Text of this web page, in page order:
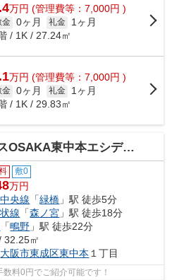
万円 (管理費等：7,000円 )
金 0ヶ月 礼金
1ヶ月
/ 1K / 27.24㎡
万円 (管理費等：7,000円 )
金 0ヶ月 礼金
1ヶ月
/ 1K / 29.83㎡
東中本エシデル 仲介手数料無料
敷0
万円
央線 「緑橋 」駅 徒歩5分
線 「森ノ宮 」駅 徒歩18分
「鴫野 」駅 徒歩22分
32.25㎡
大阪市東成区東中本 １丁目
料0円でご紹介可能です！